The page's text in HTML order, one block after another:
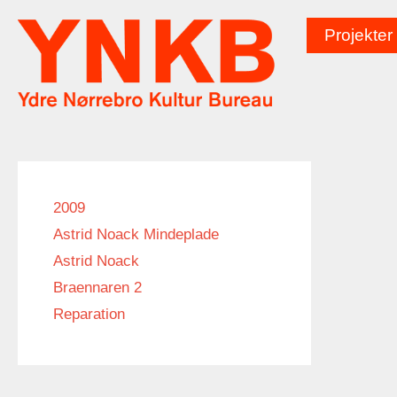
indhold
Projekter
2009
Astrid Noack Mindeplade
Astrid Noack
Braennaren 2
Reparation